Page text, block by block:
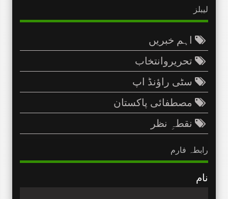
لیبلز
اہم خبریں
تحریروانتخاب
سٹی راؤنڈ اپ
مصطفائی پاکستان
نقطہِ نظر
رابطہ فارم
نام